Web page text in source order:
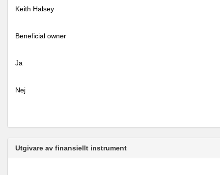
Keith Halsey
Beneficial owner
Ja
Nej
Utgivare av finansiellt instrument